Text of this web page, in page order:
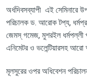
অর্ধদিবসব্যাপী এই সেমিনারে
পরিচালক ড. আরোক টপ্য,
জেমস্ গমেজ, মুশরইল ধর্মপল্লী
এনিমেটর ও ভলেন্টিয়ারসহ আরো
মূলসুরের ওপর অধিবেশন